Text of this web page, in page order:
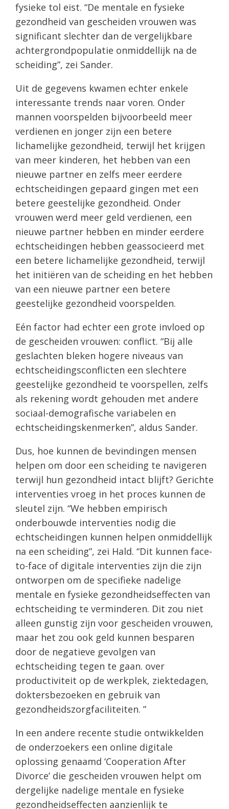
fysieke tol eist. “De mentale en fysieke
gezondheid van gescheiden vrouwen was
significant slechter dan de vergelijkbare
achtergrondpopulatie onmiddellijk na de
scheiding”, zei Sander.
Uit de gegevens kwamen echter enkele
interessante trends naar voren. Onder
mannen voorspelden bijvoorbeeld meer
verdienen en jonger zijn een betere
lichamelijke gezondheid, terwijl het krijgen
van meer kinderen, het hebben van een
nieuwe partner en zelfs meer eerdere
echtscheidingen gepaard gingen met een
betere geestelijke gezondheid. Onder
vrouwen werd meer geld verdienen, een
nieuwe partner hebben en minder eerdere
echtscheidingen hebben geassocieerd met
een betere lichamelijke gezondheid, terwijl
het initiëren van de scheiding en het hebben
van een nieuwe partner een betere
geestelijke gezondheid voorspelden.
Eén factor had echter een grote invloed op
de gescheiden vrouwen: conflict. “Bij alle
geslachten bleken hogere niveaus van
echtscheidingsconflicten een slechtere
geestelijke gezondheid te voorspellen, zelfs
als rekening wordt gehouden met andere
sociaal-demografische variabelen en
echtscheidingskenmerken”, aldus Sander.
Dus, hoe kunnen de bevindingen mensen
helpen om door een scheiding te navigeren
terwijl hun gezondheid intact blijft? Gerichte
interventies vroeg in het proces kunnen de
sleutel zijn. “We hebben empirisch
onderbouwde interventies nodig die
echtscheidingen kunnen helpen onmiddellijk
na een scheiding”, zei Hald. “Dit kunnen face-
to-face of digitale interventies zijn die zijn
ontworpen om de specifieke nadelige
mentale en fysieke gezondheidseffecten van
echtscheiding te verminderen. Dit zou niet
alleen gunstig zijn voor gescheiden vrouwen,
maar het zou ook geld kunnen besparen
door de negatieve gevolgen van
echtscheiding tegen te gaan. over
productiviteit op de werkplek, ziektedagen,
doktersbezoeken en gebruik van
gezondheidszorgfaciliteiten. ”
In een andere recente studie ontwikkelden
de onderzoekers een online digitale
oplossing genaamd ‘Cooperation After
Divorce’ die gescheiden vrouwen helpt om
dergelijke nadelige mentale en fysieke
gezondheidseffecten aanzienlijk te